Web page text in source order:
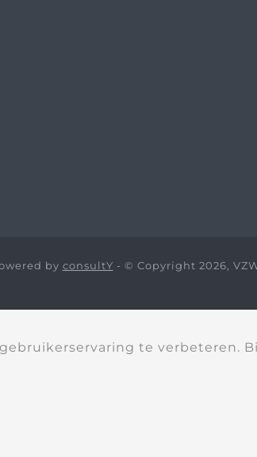
by consultY - © Copyright 2026,
te verbeteren.